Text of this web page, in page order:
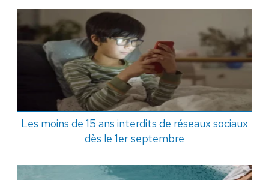
Les moins de 15 ans interdits de réseaux sociaux
dès le 1er septembre